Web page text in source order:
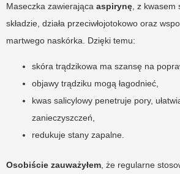
Maseczka zawierająca aspirynę , z
składzie, działa przeciwłojotokowo oraz
martwego naskórka. Dzięki temu:
skóra trądzikowa ma szansę na
objawy trądziku mogą łagodnieć,
kwas salicylowy penetruje pory,
zanieczyszczeń,
redukuje stany zapalne.
Osobiście zauważyłem , że regularne